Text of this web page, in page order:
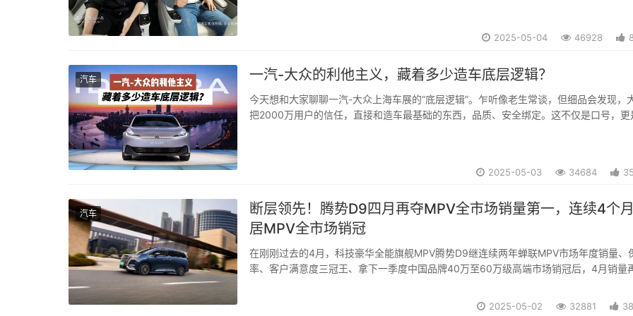
2025-05-04 46928
汽车 一汽-大众的利他主义，藏着多少造车底层逻辑？
今天想和大家聊聊一汽-大众上海车展的“底层逻辑”。乍听像老生常谈，但细品会发现，
把2000万用户的信任，直接和造车最基础的东西，品质、安全绑定。这不仅是口号，更
2025-05-03 34684
汽车
断层领先！腾势D9四月再夺MPV全市场销量第一，连续4个
居MPV全市场销冠
在刚刚过去的4月，科技豪华全能旗舰MPV腾势D9继连续两年蝉联MPV市场年度销量、
率、客户满意度三冠王、拿下一季度中国品牌40万至60万级高端市场销冠后，4月销量
2025-05-02 32881